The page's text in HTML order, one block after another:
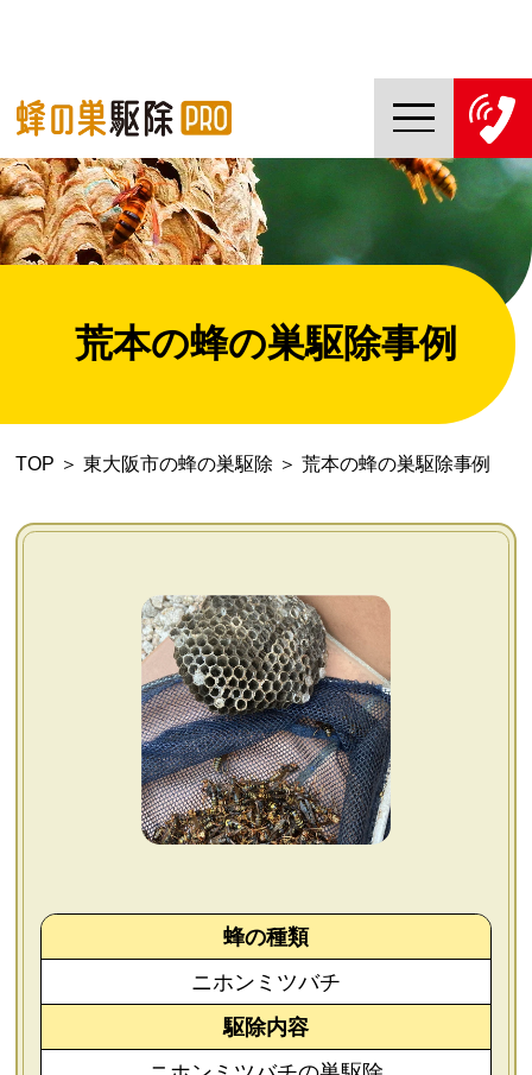
TOP
蜂の巣駆除PROについて
蜂の巣駆除ご依頼の流れ
対応エリア一覧
会社概要
お問い合わせ
個人情報保護方針
荒本の蜂の巣駆除事例
TOP ＞ 東大阪市の蜂の巣駆除 ＞ 荒本の蜂の巣駆除事例
蜂の種類
ニホンミツバチ
駆除内容